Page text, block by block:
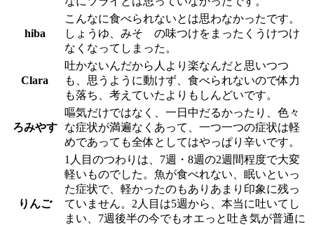
hiba
こんなに食べられないとは思わなかったです。
しょうゆ、みそ の味つけをまったくうけつけ
なくなってしまった。
Clara
吐かないんだから人より楽なんだと思いつつ
も、思うように動けず、食べられないので体力
も落ち、考えていたよりもしんどいです。
ろみやす
嘔気だけではなく、一日中だるかったり、色々
な症状が満遍なくあって、一つ一つの症状は軽
めであっても全体としてはやっぱり辛いです。
りんご
1人目のつわりは、7週・8週の2週間程度で大変
軽いものでした。魚が食べれない、眠いといっ
た症状で、軽かったのもありあまり印象に残っ
ていません。2人目は5週から、本当に吐いてし
まい、7週後半の今でもオエっと吐き気が普通に